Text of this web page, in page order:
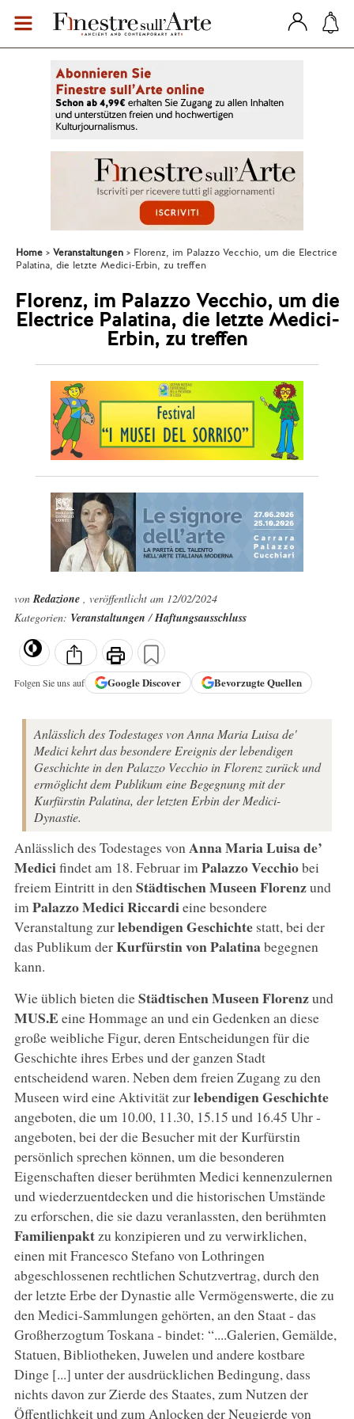
Home Veranstaltungen
Florenz, im Palazzo Vecchio, um die Electrice
Palatina, die letzte Medici-Erbin, zu treffen
Florenz, im Palazzo Vecchio, um die
Electrice Palatina, die letzte Medici-
Erbin, zu treffen
vonRedazione , veröffentlicht am 12/02/2024
Kategorien: Veranstaltungen/Haftungsausschluss
Folgen Sie uns auf GoogleDiscover Bevorzugte Quellen
Anlässlich des Todestages von Anna Maria Luisa de'
Medici kehrt das besondere Ereignis der lebendigen
Geschichte in den Palazzo Vecchio in Florenz zurück und
ermöglicht dem Publikum eine Begegnung mit der
Kurfürstin Palatina, der letzten Erbin der Medici-
Dynastie.
Anlässlich des Todestages von Anna Maria Luisa de’
Medicifindet am 18. Februar im Palazzo Vecchiobei
freiem Eintritt in den Städtischen Museen Florenzund
im Palazzo Medici Riccardieine besondere
Veranstaltung zurlebendigen Geschichtestatt, bei der
das Publikum derKurfürstin von Palatinabegegnen
kann.
Wie üblich bieten dieStädtischen Museen Florenzund
MUS.Eeine Hommage an und ein Gedenken an diese
große weibliche Figur, deren Entscheidungen für die
Geschichte ihres Erbes und der ganzen Stadt
entscheidend waren. Neben dem freien Zugang zu den
Museen wird eine Aktivität zurlebendigen Geschichte
angeboten, die um 10.00, 11.30, 15.15 und 16.45 Uhr -
angeboten, bei der die Besucher mit der Kurfürstin
persönlich sprechen können, um die besonderen
Eigenschaften dieser berühmten Medici kennenzulernen
und wiederzuentdecken und die historischen Umstände
zu erforschen, die sie dazu veranlassten, den berühmten
Familienpaktzu konzipieren und zu verwirklichen,
einen mit Francesco Stefano von Lothringen
abgeschlossenen rechtlichen Schutzvertrag, durch den
der letzte Erbe der Dynastie alle Vermögenswerte, die zu
den Medici-Sammlungen gehörten, an den Staat - das
Großherzogtum Toskana - bindet: “....Galerien, Gemälde,
Statuen, Bibliotheken, Juwelen und andere kostbare
Dinge [...] unter der ausdrücklichen Bedingung, dass
nichts davon zur Zierde des Staates, zum Nutzen der
Öffentlichkeit und zum Anlocken der Neugierde von